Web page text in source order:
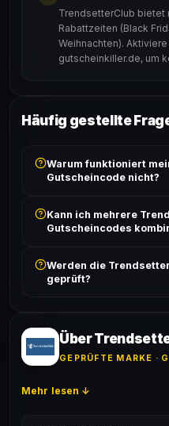
TrendsetterClub bietet
Rabattzeiten (Black
Weihnachten).
gutscheinkiller.de, um
Häufig gestellte
Warum funktioniert
Gutscheincode nicht?
ist und ob der Code
gilt. Alle Bedingungen
Kann ich mehrere
Gutscheincodes
akzeptiert. Die
ausgeschlossen, sofern
Werden die
geprüft?
Erfolgsquote wird bei
Über
GEPRÜFTE MARKE ·
Mehr lesen ↓